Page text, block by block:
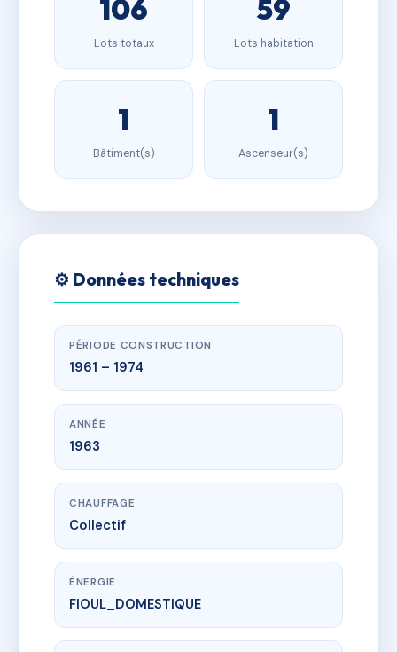
106
Lots totaux
59
Lots habitation
1
Bâtiment(s)
1
Ascenseur(s)
⚙️ Données techniques
PÉRIODE CONSTRUCTION
1961 – 1974
ANNÉE
1963
CHAUFFAGE
Collectif
ÉNERGIE
FIOUL_DOMESTIQUE